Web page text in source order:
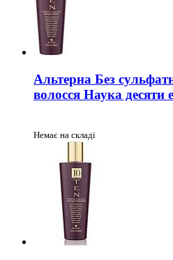
Альтерна Без
волосся Наука десяти
Немає на складі